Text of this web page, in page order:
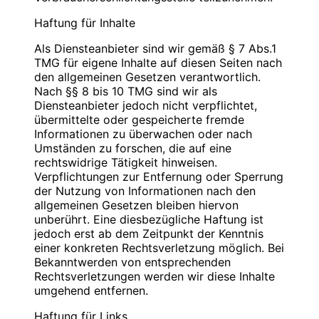
Blauweb.DE Internet-Solutions, Inhaber
Christan Hinzmann
Firmierung: BlauWeb.DE Internet-Solutions
Name: Christian Hinzmann
Strasse: Friedhofsweg 5
PLZ/Ort: 12529 Schönefeld
E-Mail: info@blauweb.de
Telefon: 03379 591001
Telefax: 03379 591 002
Mobil: 0176 277 50500
Umsatzsteuer-Identifikationsnummer gemäß §
27 a Umsatzsteuergesetz:
DE 283623660
Inhaber: Christian Hinzmann
Verantwortlich für den Inhalt nach § 55 Abs. 2
RStV:
Name: Christian Hinzmann
Strasse: Friedhofsweg 5
Verantwortliche Stelle
Name: Christian Hinzmann
Strasse: Friedhofsweg 5
PLZ/Ort: 12529 Schönefeld
E-Mail: info@blauweb.de
Mobil: 0176 277 50500
Cookies
Zur besseren Benutzerführung setzen wir Cookies
ein. Durch die Verwendung von Cookies wird die
Nutzung von Webseiten für den Nutzer vereinfacht.
Bestimmte Seiten sind ohne deren Einsatz nicht oder
nicht fehlerfrei aufrufbar. Diese Gründe stellen auch
das berechtigte Interesse für diese
Datenverarbeitung nach Art. 6 Abs. 1 lit. f DSGVO
dar (die Nutzung von Cookies zu Analysezwecken
wird in einem anderen Punkt behandelt). Gängige
Browser bieten die Einstellungsmöglichkeit, Cookies
Haftung für Inhalte
Als Diensteanbieter sind wir gemäß § 7 Abs.1
TMG für eigene Inhalte auf diesen Seiten nach
den allgemeinen Gesetzen verantwortlich.
Nach §§ 8 bis 10 TMG sind wir als
Diensteanbieter jedoch nicht verpflichtet,
übermittelte oder gespeicherte fremde
Informationen zu überwachen oder nach
Umständen zu forschen, die auf eine
rechtswidrige Tätigkeit hinweisen.
Verpflichtungen zur Entfernung oder Sperrung
der Nutzung von Informationen nach den
allgemeinen Gesetzen bleiben hiervon
unberührt. Eine diesbezügliche Haftung ist
jedoch erst ab dem Zeitpunkt der Kenntnis
einer konkreten Rechtsverletzung möglich. Bei
Bekanntwerden von entsprechenden
Rechtsverletzungen werden wir diese Inhalte
umgehend entfernen.
Haftung für Links